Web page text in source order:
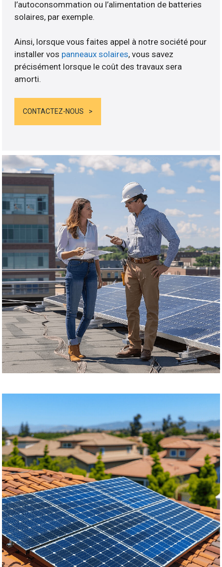
l’autoconsommation ou l’alimentation de batteries
solaires, par exemple.
Ainsi, lorsque vous faites appel à notre société pour
installer vos panneaux solaires, vous savez
précisément lorsque le coût des travaux sera
amorti.
CONTACTEZ-NOUS